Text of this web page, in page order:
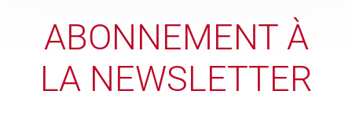
ABONNEMENT À
LA NEWSLETTER